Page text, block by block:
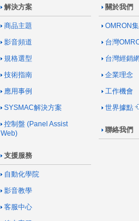
解決方案
商品主題
影音頻道
規格選型
技術指南
應用事例
SYSMAC解決方案
控制盤 (Panel Assist
Web)
支援服務
自動化學院
影音教學
客服中心
關於我們
OMRON
台灣
台灣經銷
企業理念
工作機會
世界據點
聯絡我們